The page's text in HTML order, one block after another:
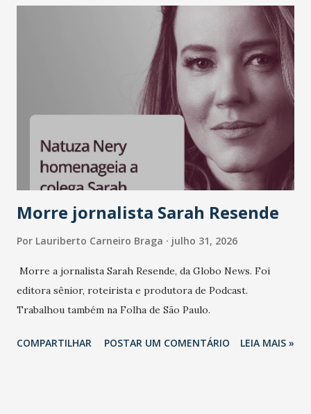
Morre jornalista Sarah Resende
Por Lauriberto Carneiro Braga julho 31, 2026
Morre a jornalista Sarah Resende, da Globo News. Foi
editora sênior, roteirista e produtora de Podcast.
Trabalhou também na Folha de São Paulo.
COMPARTILHAR POSTAR UM COMENTÁRIO LEIA MAIS »